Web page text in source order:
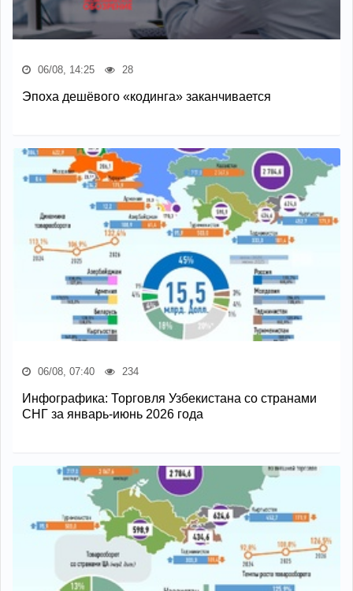
06/08, 14:25 28
Эпоха дешёвого «кодинга» заканчивается
06/08, 07:40 234
Инфографика: Торговля Узбекистана со странами
СНГ за январь-июнь 2026 года